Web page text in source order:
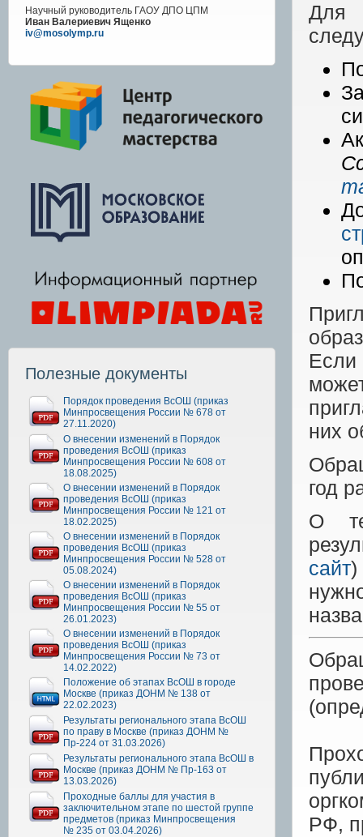
Научный руководитель ГАОУ ДПО ЦПМ
Иван Валериевич Ященко
iv@mosolymp.ru
Полезные документы
Порядок проведения ВсОШ (приказ
Минпросвещения России № 678 от
27.11.2020)
О внесении изменений в Порядок
проведения ВсОШ (приказ
Минпросвещения России № 608 от
18.08.2025)
О внесении изменений в Порядок
проведения ВсОШ (приказ
Минпросвещения России № 121 от
18.02.2025)
О внесении изменений в Порядок
проведения ВсОШ (приказ
Минпросвещения России № 528 от
05.08.2024)
О внесении изменений в Порядок
проведения ВсОШ (приказ
Минпросвещения России № 55 от
26.01.2023)
О внесении изменений в Порядок
проведения ВсОШ (приказ
Минпросвещения России № 73 от
14.02.2022)
Положение об этапах ВсОШ в городе
Москве (приказ ДОНМ № 138 от
22.02.2023)
Результаты регионального этапа ВсОШ
по праву в Москве (приказ ДОНМ №
Пр-224 от 31.03.2026)
Результаты регионального этапа ВсОШ в
Москве (приказ ДОНМ № Пр-163 от
13.03.2026)
Проходные баллы для участия в
заключительном этапе по шестой группе
предметов (приказ Минпросвещения
№ 235 от 03.04.2026)
Для
Если
них
год
О
сайт)
РФ,